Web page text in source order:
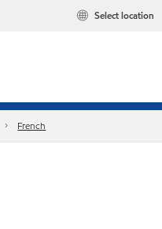
Select location
French